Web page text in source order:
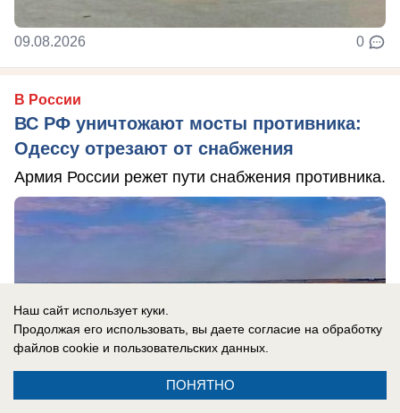
09.08.2026 0
В России
ВС РФ уничтожают мосты противника:
Одессу отрезают от снабжения
Армия России режет пути снабжения противника.
Наш сайт использует куки.
Продолжая его использовать, вы даете согласие на обработку
файлов cookie и пользовательских данных.
ПОНЯТНО